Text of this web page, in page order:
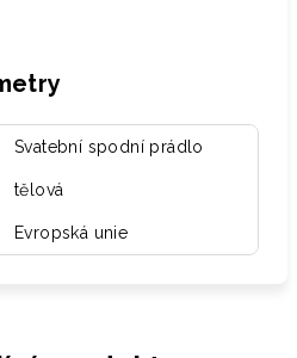
Svatební spodní prádlo
tělová
Evropská unie